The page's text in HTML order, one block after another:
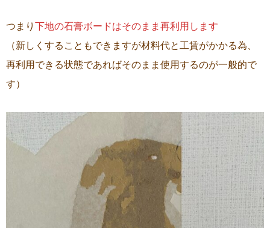
つまり 下地の石膏ボードはそのまま再利用します
（新しくすることもできますが材料代と工賃がかかる為、
再利用できる状態であればそのまま使用するのが一般的で
す）